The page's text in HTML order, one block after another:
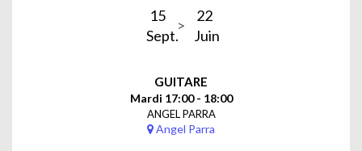
15
Sept.
22
Juin
GUITARE
Mardi 17:00 - 18:00
ANGEL PARRA
Angel Parra